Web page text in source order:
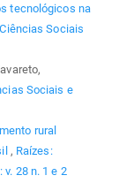
tecnológicos na
Sociais
Sociais e
rural
, Raízes:
28 n. 1 e 2